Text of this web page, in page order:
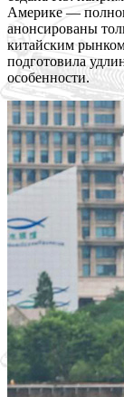
Америке —
анонсированы
китайским
подготовила
особенности.